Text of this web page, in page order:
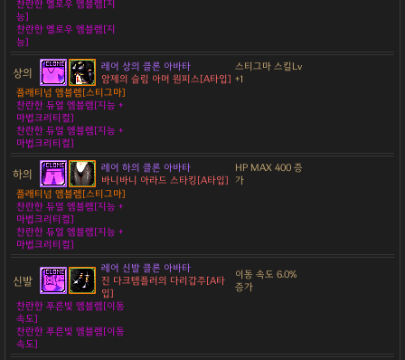
찬란한 옐로우 엠블렘[지
능]
찬란한 옐로우 엠블렘[지
능]
상의
레어 상의 클론 아바타
암제의 슬림 아머 원피스[A타입]
스티그마 스킬Lv
+1
플래티넘 엠블렘[스티그마]
찬란한 듀얼 엠블렘[지능 +
마법크리티컬]
찬란한 듀얼 엠블렘[지능 +
마법크리티컬]
하의
레어 하의 클론 아바타
바니바니 아라드 스타킹[A타입]
HP MAX 400 증
가
플래티넘 엠블렘[스티그마]
찬란한 듀얼 엠블렘[지능 +
마법크리티컬]
찬란한 듀얼 엠블렘[지능 +
마법크리티컬]
신발
레어 신발 클론 아바타
진 다크템플러의 다리갑주[A타
입]
이동 속도 6.0%
증가
찬란한 푸른빛 엠블렘[이동
속도]
찬란한 푸른빛 엠블렘[이동
속도]